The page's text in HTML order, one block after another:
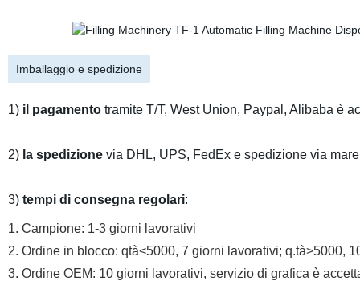
Imballaggio e spedizione
1)il pagamentotramite T/T, West Union, Paypal, Alibaba è
2)la spedizionevia DHL, UPS, FedEx e spedizione via
3)tempi di consegna regolari:
1. Campione: 1-3 giorni lavorativi
2. Ordine in blocco: qtà<5000, 7 giorni lavorativi; q.tà>5000,
3. Ordine OEM: 10 giorni lavorativi, servizio di grafica è